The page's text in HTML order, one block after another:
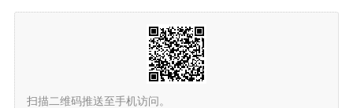
作的文学精神启迪后学，堪称楷模，为信阳乃至河
南文学界所尊崇。
陈有才先生的逝世，是信阳文学的重大损失。
陈有才先生千古!
《中国顶尖好诗2023》之六：陈有才
扫描二维码推送至手机访问。